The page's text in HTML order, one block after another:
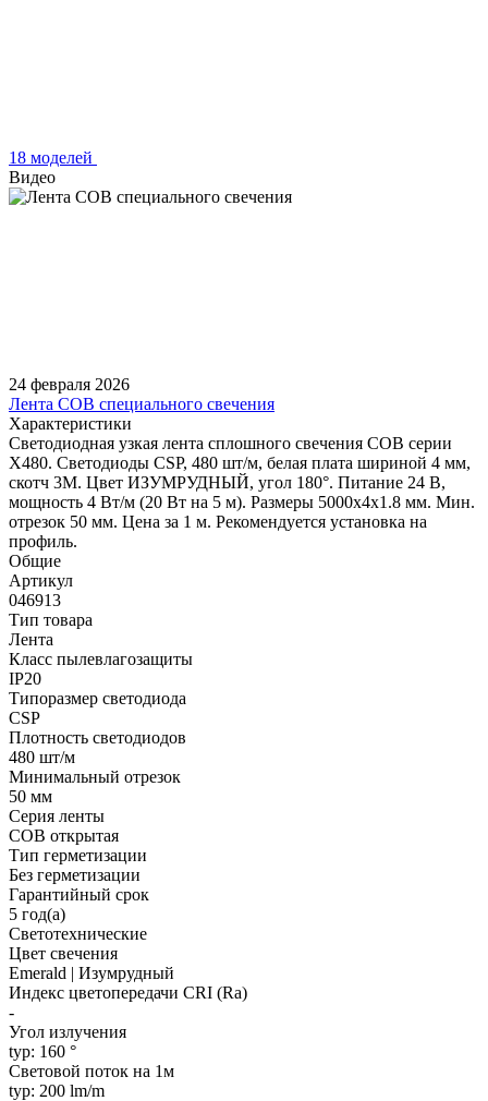
18 моделей
Видео
24 февраля 2026
Лента COB специального свечения
Характеристики
Светодиодная узкая лента сплошного свечения COB серии
X480. Светодиоды CSP, 480 шт/м, белая плата шириной 4 мм,
скотч 3M. Цвет ИЗУМРУДНЫЙ, угол 180°. Питание 24 В,
мощность 4 Вт/м (20 Вт на 5 м). Размеры 5000х4х1.8 мм. Мин.
отрезок 50 мм. Цена за 1 м. Рекомендуется установка на
профиль.
Общие
Артикул
046913
Тип товара
Лента
Класс пылевлагозащиты
IP20
Типоразмер светодиода
CSP
Плотность светодиодов
480 шт/м
Минимальный отрезок
50 мм
Серия ленты
COB открытая
Тип герметизации
Без герметизации
Гарантийный срок
5 год(а)
Светотехнические
Цвет свечения
Emerald | Изумрудный
Индекс цветопередачи CRI (Ra)
-
Угол излучения
typ: 160 °
Световой поток на 1м
typ: 200 lm/m